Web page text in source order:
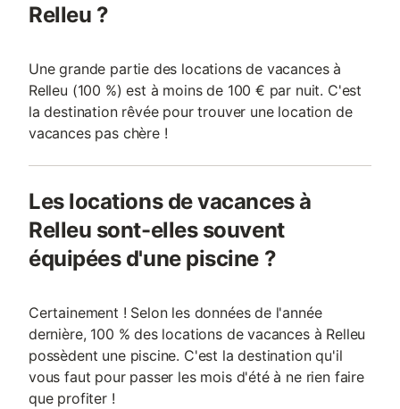
Relleu ?
Une grande partie des locations de vacances à
Relleu (100 %) est à moins de 100 € par nuit. C'est
la destination rêvée pour trouver une location de
vacances pas chère !
Les locations de vacances à
Relleu sont-elles souvent
équipées d'une piscine ?
Certainement ! Selon les données de l'année
dernière, 100 % des locations de vacances à Relleu
possèdent une piscine. C'est la destination qu'il
vous faut pour passer les mois d'été à ne rien faire
que profiter !